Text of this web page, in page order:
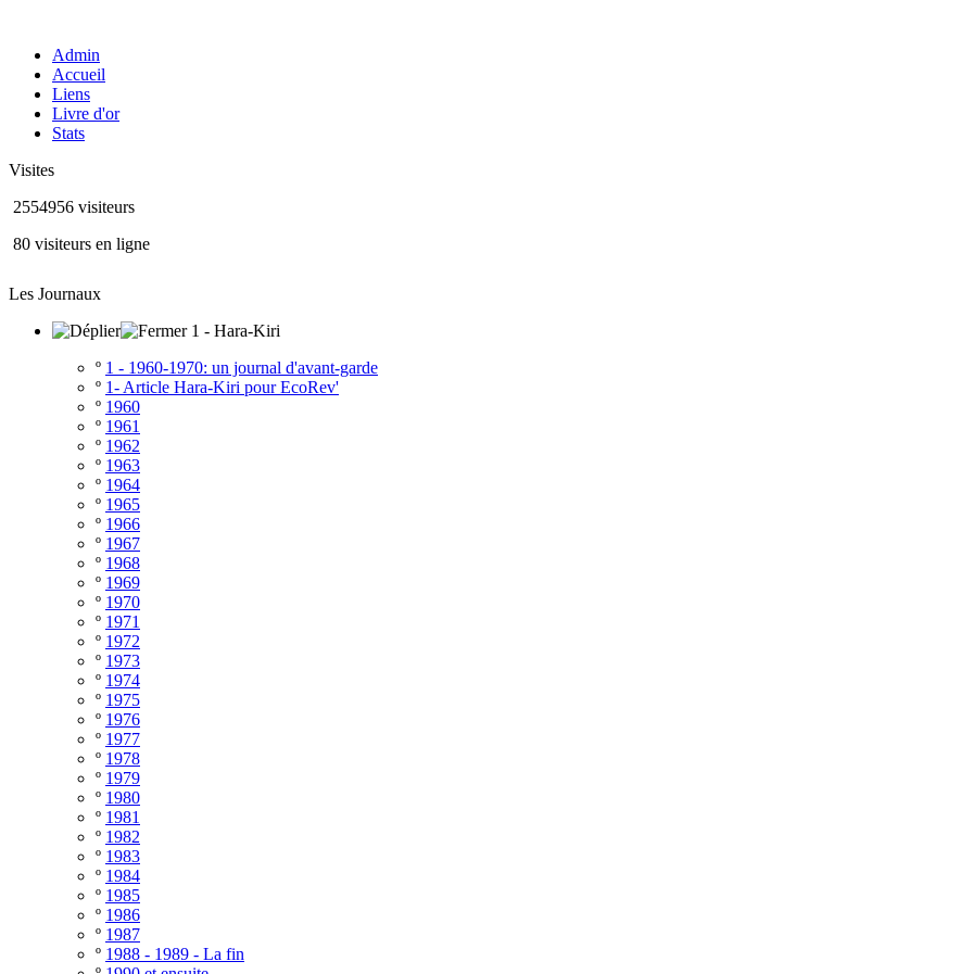
Admin
Accueil
Liens
Livre d'or
Stats
Visites
2554956 visiteurs
80 visiteurs en ligne
Les Journaux
1 - Hara-Kiri
º 1 - 1960-1970: un journal d'avant-garde
º 1- Article Hara-Kiri pour EcoRev'
º 1960
º 1961
º 1962
º 1963
º 1964
º 1965
º 1966
º 1967
º 1968
º 1969
º 1970
º 1971
º 1972
º 1973
º 1974
º 1975
º 1976
º 1977
º 1978
º 1979
º 1980
º 1981
º 1982
º 1983
º 1984
º 1985
º 1986
º 1987
º 1988 - 1989 - La fin